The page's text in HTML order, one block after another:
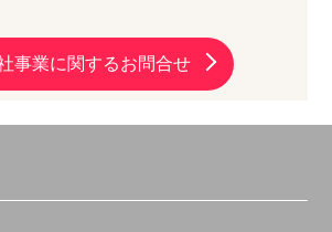
事業に関するお問合せ